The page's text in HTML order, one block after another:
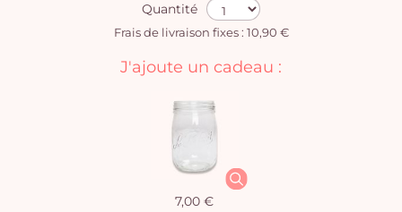
Quantité
Frais de livraison fixes : 10,90 €
J'ajoute un cadeau :
7,00 €